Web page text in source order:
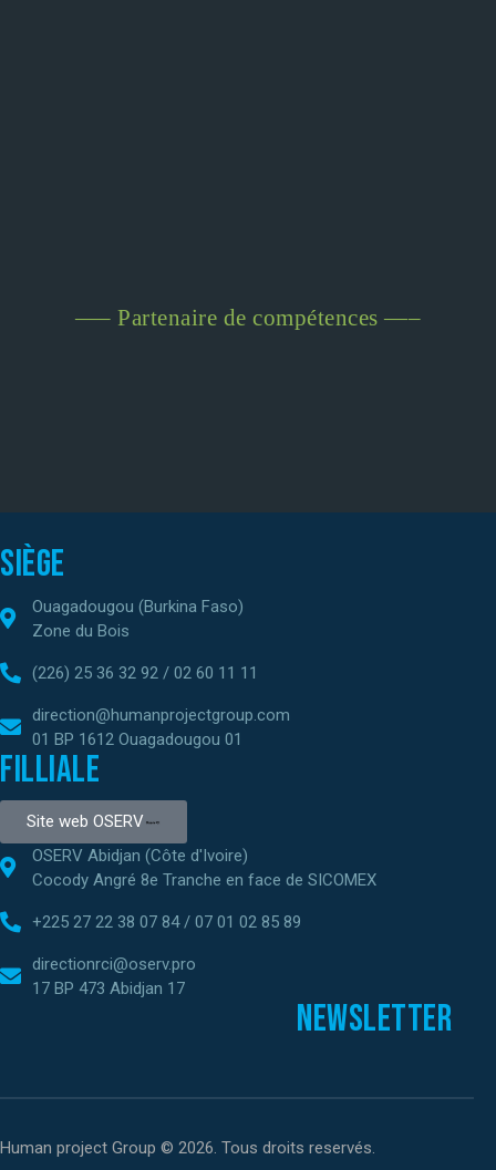
—– Partenaire de compétences —–
Siège
Ouagadougou (Burkina Faso)
Zone du Bois
(226) 25 36 32 92 / 02 60 11 11
direction@humanprojectgroup.com
01 BP 1612 Ouagadougou 01
Filliale
Site web OSERV
OSERV Abidjan (Côte d'Ivoire)
Cocody Angré 8e Tranche en face de SICOMEX
+225 27 22 38 07 84 / 07 01 02 85 89
directionrci@oserv.pro
17 BP 473 Abidjan 17
Newsletter
Human project Group © 2026. Tous droits reservés.